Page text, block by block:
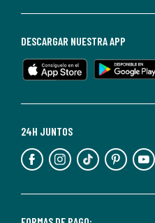
24H JUNTOS
DESCARGAR NUESTRA APP